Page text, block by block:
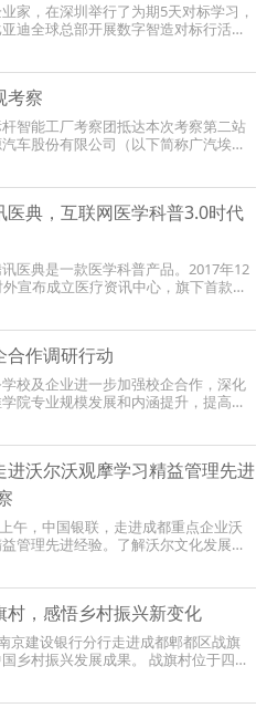
家，在深圳举行了为期5天对标学习，
迪全球总部开展数字智造对标行活
亚迪总部，20余位装备制造、...
考察
智能工厂考察团抵达本次考察第二站
车股份有限公司（以下简称广汽埃
了广汽埃安的科技展厅与智能...
医典，互联网医学科普3.0时代
医典是一款医学科普产品。2017年12
宣布成立医疗资讯中心，旗下首款互
企鹅医典正式上线，腾讯方面...
合作调研行动
校及企业进一步加强校企合作，深化
院专业规模发展和内涵提升，提高人
平台组织进行标杆企业调研...
进沃尔沃观摩学习精益管理先进
午，中国银联，走进成都重点企业沃
管理先进经验。了解沃尔文化发展历
虚拟驾驶、安全碰撞实验、沃尔...
村，感悟乡村振兴新变化
京建设银行分行走进成都郫都区战旗
乡村振兴发展成果。 战旗村位于四川
昌镇西部，郫都区、都江堰市...